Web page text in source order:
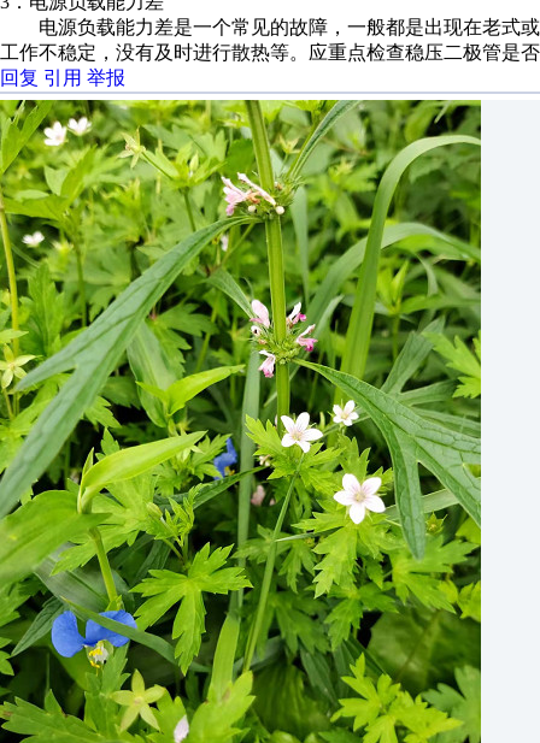
电源负载能力差是一个常见的故障，一般都是出现在老式
工作不稳定，没有及时进行散热等。应重点检查稳压二极管是
回复 引用 举报